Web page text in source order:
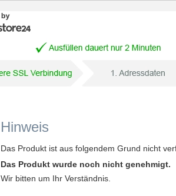
Hinweis
Das Produkt ist aus folgendem Grund nicht
Das Produkt wurde noch nicht genehmigt.
Wir bitten um Ihr Verständnis.